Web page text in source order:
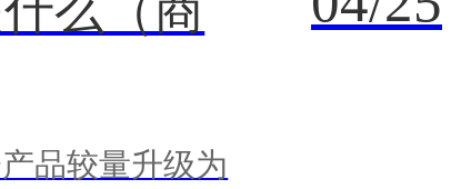
品较量升级为